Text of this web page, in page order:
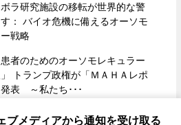
ラ研究施設の移転が世界的な警
： バイオ危機に備えるオーソモ
戦略
患者のためのオーソモレキュラー
トランプ政権が「ＭＡＨＡレポ
表 ～私たち･･･
ブメディアから通知を受け取る